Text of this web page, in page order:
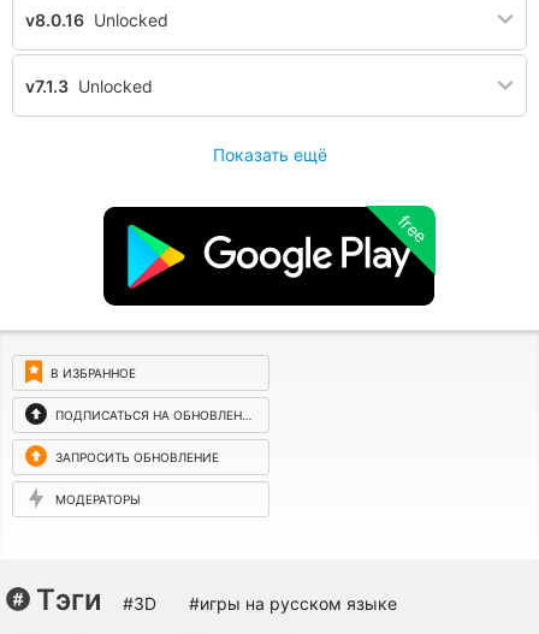
v8.0.16 Unlocked
v7.1.3 Unlocked
Показать ещё
free
В ИЗБРАННОЕ
ПОДПИСАТЬСЯ НА ОБНОВЛЕНИЯ
ЗАПРОСИТЬ ОБНОВЛЕНИЕ
МОДЕРАТОРЫ
Тэги #3D #игры на русском языке